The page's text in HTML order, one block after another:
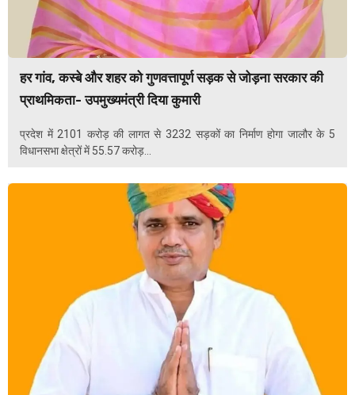
हर गांव, कस्बे और शहर को गुणवत्तापूर्ण सड़क से जोड़ना सरकार की
प्राथमिकता- उपमुख्यमंत्री दिया कुमारी
प्रदेश में 2101 करोड़ की लागत से 3232 सड़कों का निर्माण होगा जालौर के 5
विधानसभा क्षेत्रों में 55.57 करोड़...